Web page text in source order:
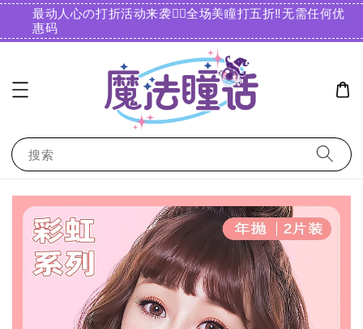
最动人心の打折活动来袭❤️‍🔥全场美瞳打五折‼️无需任何优
惠码️
搜索